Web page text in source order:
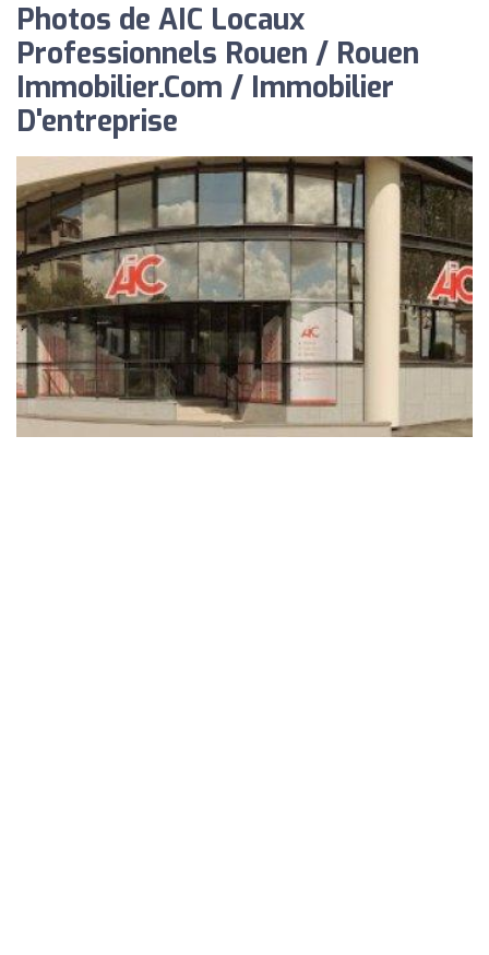
Photos de AIC Locaux
Professionnels Rouen / Rouen
Immobilier.Com / Immobilier
D'entreprise